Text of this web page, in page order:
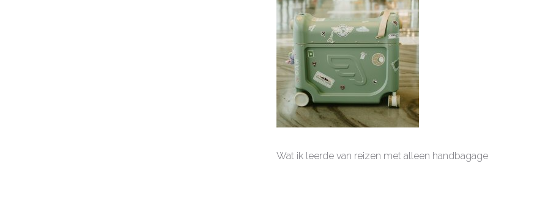
Wat ik leerde van reizen met alleen handbagage